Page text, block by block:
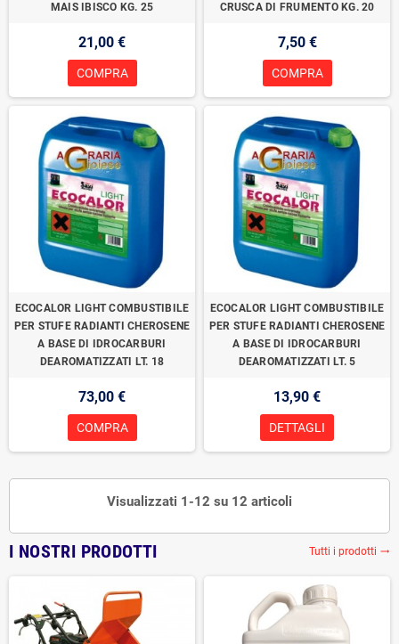
MAIS IBISCO KG. 25
21,00 €
COMPRA
CRUSCA DI FRUMENTO KG. 20
7,50 €
COMPRA
ECOCALOR LIGHT COMBUSTIBILE
PER STUFE RADIANTI CHEROSENE
A BASE DI IDROCARBURI
DEAROMATIZZATI LT. 18
73,00 €
COMPRA
ECOCALOR LIGHT COMBUSTIBILE
PER STUFE RADIANTI CHEROSENE
A BASE DI IDROCARBURI
DEAROMATIZZATI LT. 5
13,90 €
DETTAGLI
Visualizzati 1-12 su 12 articoli
I NOSTRI PRODOTTI Tutti i prodotti trending_flat